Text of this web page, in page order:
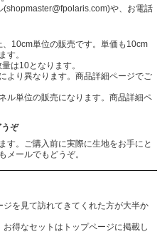
(shopmaster@fpolaris.com)や、お電話
10cm単位の販売です。単価も10cm
す。
は10となります。
より異なります。商品詳細ページでご
ル単位の販売になります。商品詳細ペ
ぞ
す。ご購入前に実際に生地をお手にと
メールでもどうぞ。
を見て訪れてきてくれた方が大半か
得なセットはトップページに掲載し